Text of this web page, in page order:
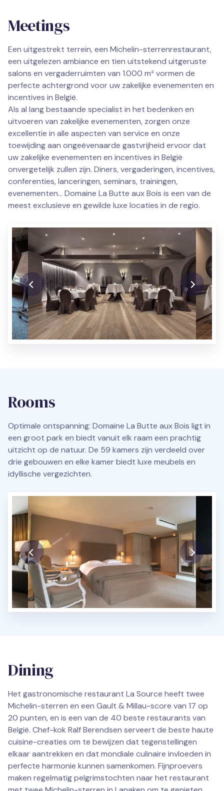
Meetings
Een uitgestrekt terrein, een Michelin-sterrenrestaurant,
een uitgelezen ambiance en tien uitstekend uitgeruste
salons en vergaderruimten van 1.000 m² vormen de
perfecte achtergrond voor uw zakelijke evenementen en
incentives in België.
Als al lang bestaande specialist in het bedenken en
uitvoeren van zakelijke evenementen, zorgen onze
excellentie in alle aspecten van service en onze
toewijding aan ongeëvenaarde gastvrijheid ervoor dat
uw zakelijke evenementen en incentives in België
onvergetelijk zullen zijn. Diners, vergaderingen, incentives,
conferenties, lanceringen, seminars, trainingen,
evenementen… Domaine La Butte aux Bois is een van de
meest exclusieve en gewilde luxe locaties in de regio.
Rooms
Optimale ontspanning: Domaine La Butte aux Bois ligt in
een groot park en biedt vanuit elk raam een ​​prachtig
uitzicht op de natuur. De 59 kamers zijn verdeeld over
drie gebouwen en elke kamer biedt luxe meubels en
idyllische vergezichten.
Dining
Het gastronomische restaurant La Source heeft twee
Michelin-sterren en een Gault & Millau-score van 17 op
20 punten, en is een van de 40 beste restaurants van
België. Chef-kok Ralf Berendsen serveert de beste haute
cuisine-creaties om te bewijzen dat tegenstellingen
elkaar aantrekken en dat mondiale culinaire invloeden in
perfecte harmonie kunnen samenkomen. Fijnproevers
maken regelmatig pelgrimstochten naar het restaurant